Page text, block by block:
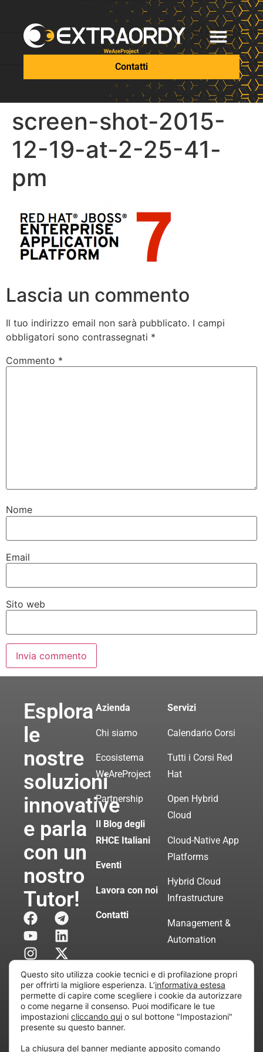
Contatti
screen-shot-2015-
12-19-at-2-25-41-
pm
Lascia un commento
Il tuo indirizzo email non sarà pubblicato. I campi
obbligatori sono contrassegnati *
Commento *
Nome
Email
Sito web
Esplora
le
nostre
soluzioni
innovative
e parla
con un
nostro
Tutor!
Azienda
Chi siamo
Ecosistema
WeAreProject
Partnership
Il Blog degli
RHCE Italiani
Eventi
Lavora con noi
Contatti
Servizi
Calendario Corsi
Tutti i Corsi Red
Hat
Open Hybrid
Cloud
Cloud-Native App
Platforms
Hybrid Cloud
Infrastructure
Management &
Automation
Servizi di
Consulenza
Certificata
Questo sito utilizza cookie tecnici e di profilazione propri
per offrirti la migliore esperienza. L’informativa estesa
permette di capire come scegliere i cookie da autorizzare
o come negarne il consenso. Puoi modificare le tue
impostazioni cliccando qui o sul bottone "Impostazioni"
presente su questo banner.
La chiusura del banner mediante apposito comando